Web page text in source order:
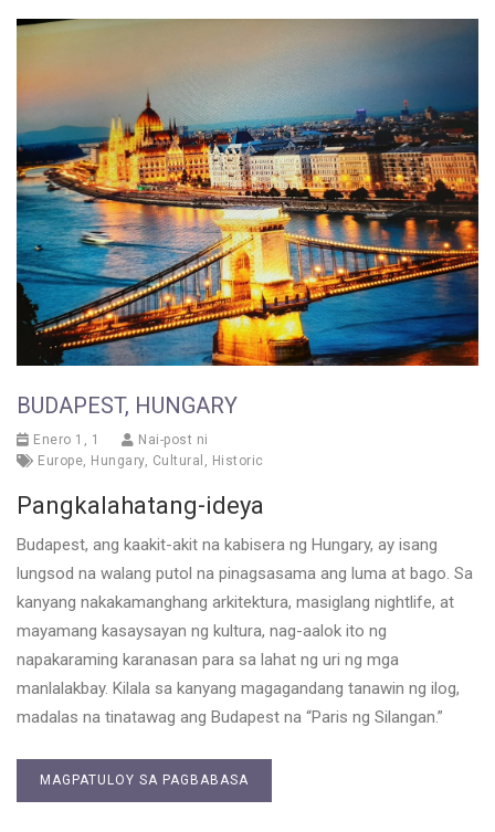
BUDAPEST, HUNGARY
Enero 1, 1
Nai-post ni
Europe Hungary, Cultural Historic
Pangkalahatang-ideya
Budapest, ang kaakit-akit na kabisera ng Hungary, ay isang
lungsod na walang putol na pinagsasama ang luma at bago. Sa
kanyang nakakamanghang arkitektura, masiglang nightlife, at
mayamang kasaysayan ng kultura, nag-aalok ito ng
napakaraming karanasan para sa lahat ng uri ng mga
manlalakbay. Kilala sa kanyang magagandang tanawin ng ilog,
madalas na tinatawag ang Budapest na “Paris ng Silangan.”
MAGPATULOY SA PAGBABASA